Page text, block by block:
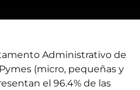
Administrativo de
(micro, pequeñas y
el 96.4% de las